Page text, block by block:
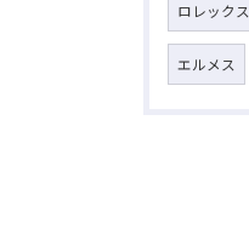
ロレックス
エルメス